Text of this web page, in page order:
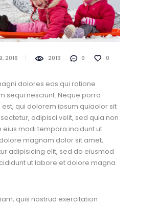
2016 2013 0 0
dolores eos qui ratione
sequi nesciunt. Neque porro
qui dolorem ipsum quiaolor sit
adipisci velit, sed quia non
eius modi tempora incidunt ut
magnam dolor sit amet,
adipisicing elit, sed do eiusmod
ut labore et dolore magna
quis nostrud exercitation